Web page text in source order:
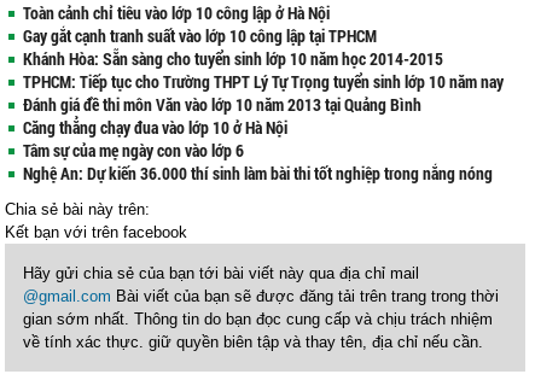
Toàn cảnh chỉ tiêu vào lớp 10 công lập ở Hà Nội
Gay gắt cạnh tranh suất vào lớp 10 công lập tại TPHCM
Khánh Hòa: Sẵn sàng cho tuyển sinh lớp 10 năm học 2014-2015
TPHCM: Tiếp tục cho Trường THPT Lý Tự Trọng tuyển sinh lớp 10 năm nay
Đánh giá đề thi môn Văn vào lớp 10 năm 2013 tại Quảng Bình
Căng thẳng chạy đua vào lớp 10 ở Hà Nội
Tâm sự của mẹ ngày con vào lớp 6
Nghệ An: Dự kiến 36.000 thí sinh làm bài thi tốt nghiệp trong nắng nóng
Chia sẻ bài này trên:
Kết bạn vớitrên facebook
Hãy gửi chia sẻ của bạn tới bài viết này qua địa chỉ mail
@gmail.com Bài viết của bạn sẽ được đăng tải trên trang trong thời
gian sớm nhất. Thông tin do bạn đọc cung cấp và chịu trách nhiệm
về tính xác thực. giữ quyền biên tập và thay tên, địa chỉ nếu cần.